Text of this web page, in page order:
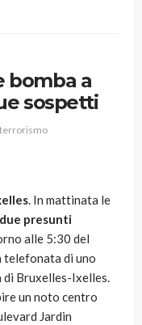
bomba a
sospetti
terrorismo
. In mattinata le
due presunti
alle 5:30 del
telefonata di uno
Bruxelles-Ixelles.
un noto centro
Jardin